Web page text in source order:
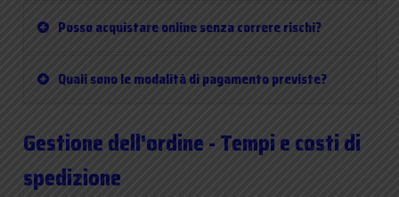
Posso acquistare online senza correre rischi?
Quali sono le modalità di pagamento previste?
Gestione dell'ordine - Tempi e costi di
spedizione